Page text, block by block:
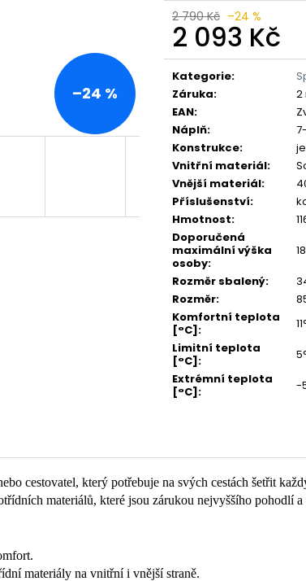
2 790 Kč –24 %
2 093 Kč
Měrná
cena:
Kategorie:
Záruka:
2
EAN:
Náplň:
Konstrukce:
Vnitřní materiál:
Vnější materiál:
Příslušenství:
Hmotnost:
Doporučená
maximální výška
osoby:
Rozměr sbalený:
Rozměr:
Komfortní teplota
[°C]:
Limitní teplota
[°C]:
Extrémní teplota
[°C]: -
–24 %
cestovatel, který potřebuje na svých cestách šetřit
materiálů, které jsou zárukou nejvyššího pohodlí
materiály na vnitřní i vnější straně.